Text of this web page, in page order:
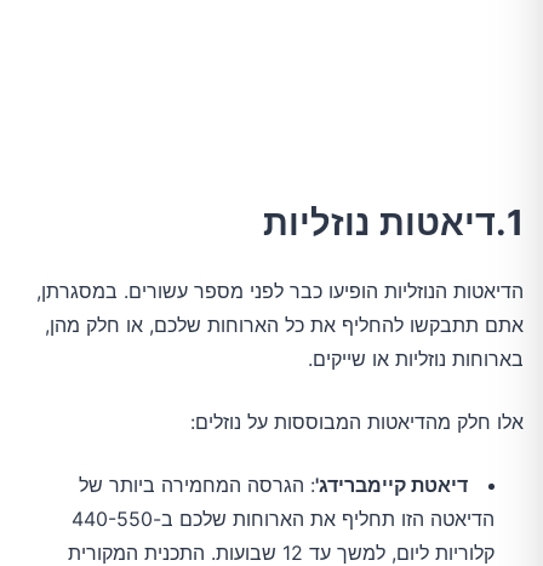
1.דיאטות נוזליות
הדיאטות הנוזליות הופיעו כבר לפני מספר עשורים. במסגרתן,
אתם תתבקשו להחליף את כל הארוחות שלכם, או חלק מהן,
בארוחות נוזליות או שייקים.
אלו חלק מהדיאטות המבוססות על נוזלים:
דיאטת קיימברידג': הגרסה המחמירה ביותר של
הדיאטה הזו תחליף את הארוחות שלכם ב-440-550
קלוריות ליום, למשך עד 12 שבועות. התכנית המקורית